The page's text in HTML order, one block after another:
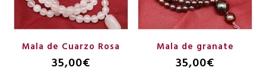
Mala de Cuarzo Rosa
35,00€
Mala de granate
35,00€